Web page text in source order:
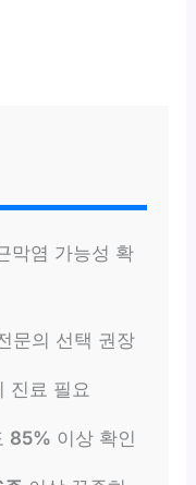
막염 가능성 확
문의 선택 권장
진료 필요
85% 이상 확인